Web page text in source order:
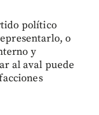
político
o
y
al aval puede